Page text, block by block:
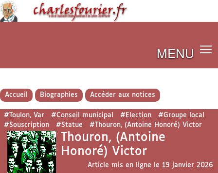
MENU
Accueil Biographies Accéder aux notices
#Toulon, Var #Conseil municipal #Election
#Groupe local
#Souscription
#Statue #Thouron, (Antoine Honoré) Victor
Thouron, (Antoine
Honoré) Victor
Article mis en ligne le 19 janvier 2026